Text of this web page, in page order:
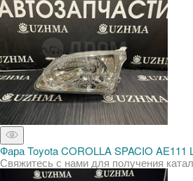
Фара Toyota COROLLA SPACIO AE111
Свяжитесь с нами для получения